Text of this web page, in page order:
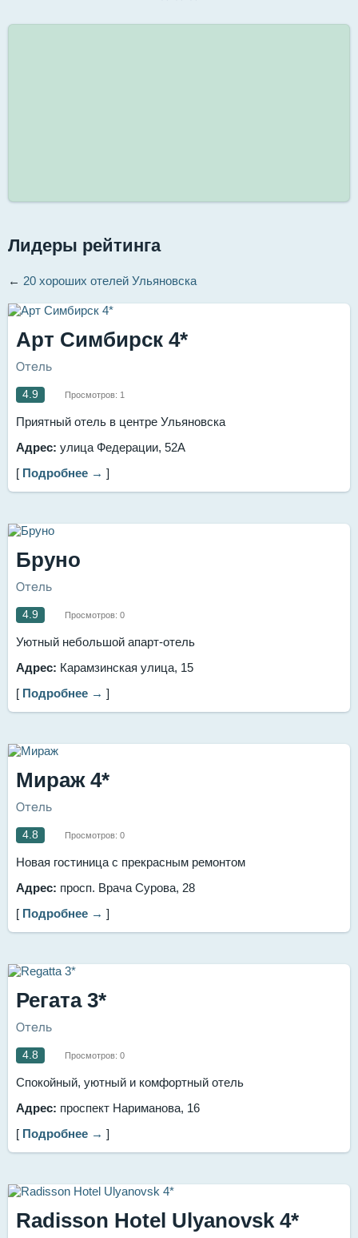
Лидеры рейтинга
← 20 хороших отелей Ульяновска
Арт Симбирск 4*
Отель
4.9 Просмотров: 1
Приятный отель в центре Ульяновска
Адрес: улица Федерации, 52А
[ Подробнее → ]
Бруно
Отель
4.9 Просмотров: 0
Уютный небольшой апарт-отель
Адрес: Карамзинская улица, 15
[ Подробнее → ]
Мираж 4*
Отель
4.8 Просмотров: 0
Новая гостиница с прекрасным ремонтом
Адрес: просп. Врача Сурова, 28
[ Подробнее → ]
Регата 3*
Отель
4.8 Просмотров: 0
Спокойный, уютный и комфортный отель
Адрес: проспект Нариманова, 16
[ Подробнее → ]
Radisson Hotel Ulyanovsk 4*